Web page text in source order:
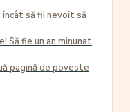
să fii nevoit să
Să fie un an minunat,
pagină de poveste